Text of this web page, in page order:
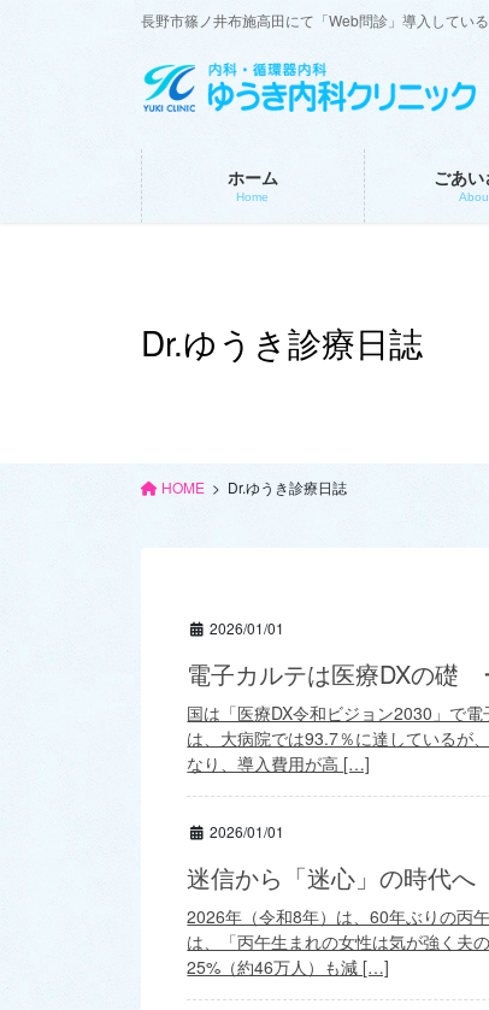
長野市篠ノ井布施高田にて「Web問診」導入してい
ホーム
Home
ごあい
Dr.ゆうき診療日誌
HOME Dr.ゆうき診療日誌
2026/01/01
電子カルテは医療DXの
国は「医療DX令和ビジョン2030」で
は、大病院では93.7％に達しているが
なり、導入費用が高 […]
2026/01/01
迷信から「迷心」の時代へ
2026年（令和8年）は、60年ぶりの丙
は、「丙午生まれの女性は気が強く夫
25%（約46万人）も減 […]